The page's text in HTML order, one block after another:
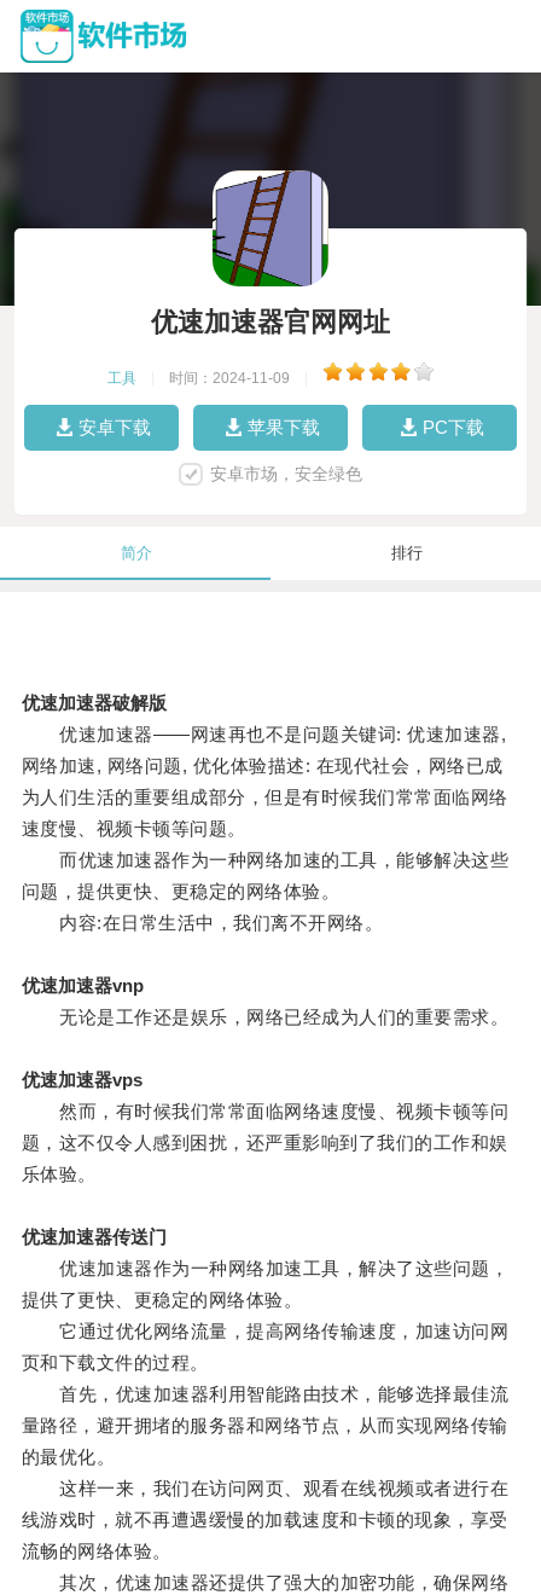
优速加速器官网网址
工具 时间：2024-11-09
安卓下载 苹果下载 PC下载
安卓市场，安全绿色
简介 排行
优速加速器破解版
优速加速器——网速再也不是问题关键词: 优速加速器,
网络加速, 网络问题, 优化体验描述: 在现代社会，网络已成
为人们生活的重要组成部分，但是有时候我们常常面临网络
速度慢、视频卡顿等问题。
而优速加速器作为一种网络加速的工具，能够解决这些
问题，提供更快、更稳定的网络体验。
内容:在日常生活中，我们离不开网络。
优速加速器vnp
无论是工作还是娱乐，网络已经成为人们的重要需求。
优速加速器vps
然而，有时候我们常常面临网络速度慢、视频卡顿等问
题，这不仅令人感到困扰，还严重影响到了我们的工作和娱
乐体验。
优速加速器传送门
优速加速器作为一种网络加速工具，解决了这些问题，
提供了更快、更稳定的网络体验。
它通过优化网络流量，提高网络传输速度，加速访问网
页和下载文件的过程。
首先，优速加速器利用智能路由技术，能够选择最佳流
量路径，避开拥堵的服务器和网络节点，从而实现网络传输
的最优化。
这样一来，我们在访问网页、观看在线视频或者进行在
线游戏时，就不再遭遇缓慢的加载速度和卡顿的现象，享受
流畅的网络体验。
其次，优速加速器还提供了强大的加密功能，确保网络